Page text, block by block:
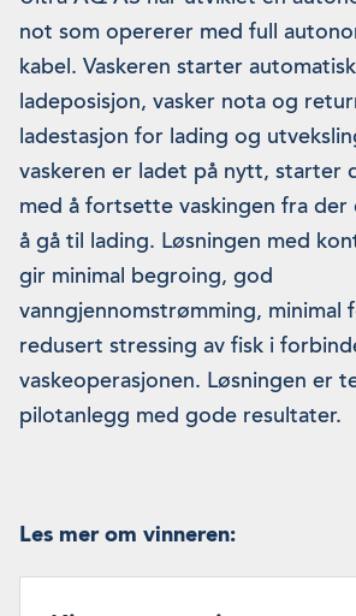
not som opererer med full
kabel. Vaskeren starter
ladeposisjon, vasker nota og
ladestasjon for lading og
vaskeren er ladet på nytt, starter
med å fortsette vaskingen fra
å gå til lading. Løsningen med
gir minimal begroing, god
vanngjennomstrømming, minimal
redusert stressing av fisk i
vaskeoperasjonen. Løsningen er
pilotanlegg med gode resultater.
Les mer om vinneren: